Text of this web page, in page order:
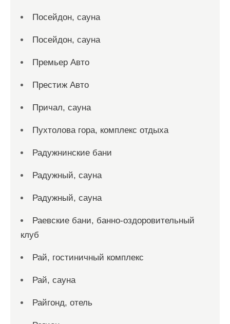
Посейдон, сауна
Посейдон, сауна
Премьер Авто
Престиж Авто
Причал, сауна
Пухтолова гора, комплекс отдыха
Радужнинские бани
Радужный, сауна
Радужный, сауна
Раевские бани, банно-оздоровительный
клуб
Рай, гостиничный комплекс
Рай, сауна
Райгонд, отель